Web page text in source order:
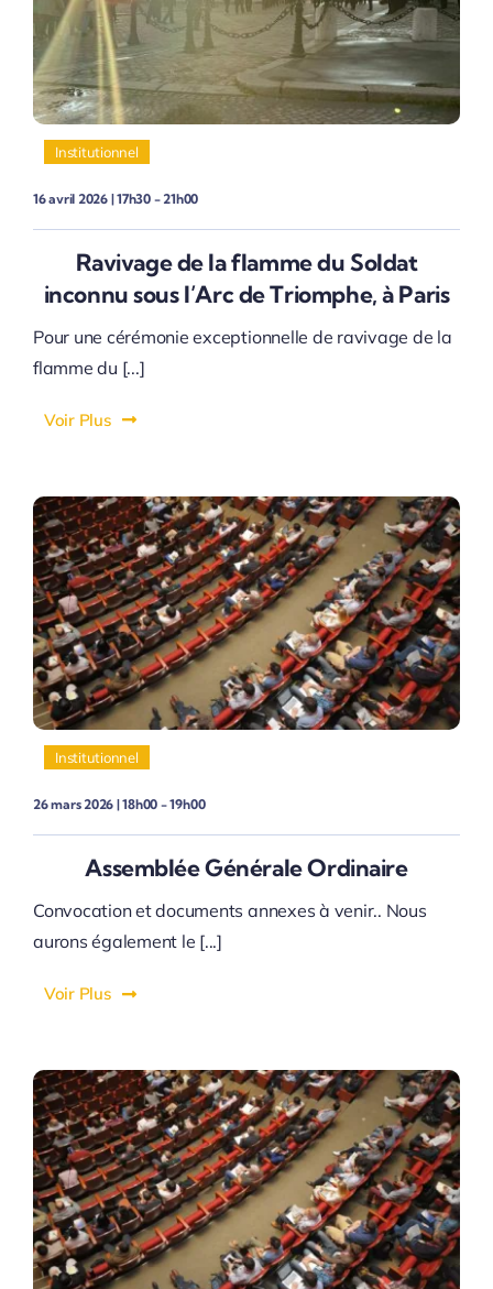
Institutionnel
16 avril 2026 | 17h30 - 21h00
Ravivage de la flamme du Soldat
inconnu sous l’Arc de Triomphe, à Paris
Pour une cérémonie exceptionnelle de ravivage de la
flamme du [...]
Voir Plus
Institutionnel
26 mars 2026 | 18h00 - 19h00
Assemblée Générale Ordinaire
Convocation et documents annexes à venir.. Nous
aurons également le [...]
Voir Plus